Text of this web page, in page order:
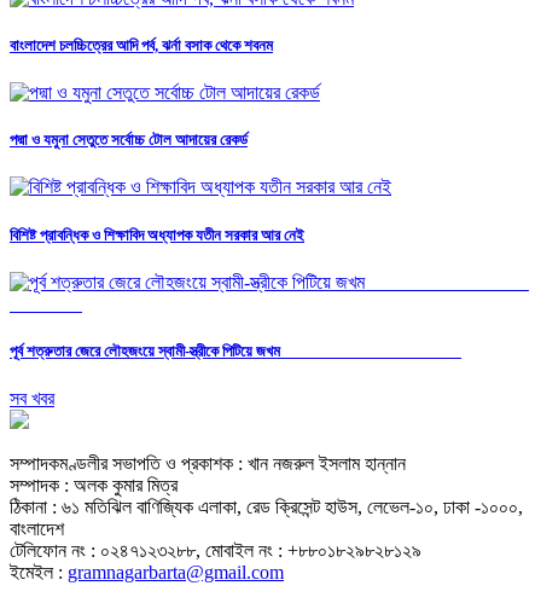
বাংলাদেশ চলচ্চিত্রের আদি পর্ব, ঝর্না বসাক থেকে শবনম
পদ্মা ও যমুনা সেতুতে সর্বোচ্চ টোল আদায়ের রেকর্ড
বিশিষ্ট প্রাবন্ধিক ও শিক্ষাবিদ অধ্যাপক যতীন সরকার আর নেই
পূর্ব শত্রুতার জেরে লৌহজংয়ে স্বামী-স্ত্রীকে পিটিয়ে জখম
সব খবর
সম্পাদকমণ্ডলীর সভাপতি ও প্রকাশক : খান নজরুল ইসলাম হান্নান
সম্পাদক : অলক কুমার মিত্র
ঠিকানা : ৬১ মতিঝিল বাণিজ্যিক এলাকা, রেড ক্রিসেন্ট হাউস, লেভেল-১০, ঢাকা -১০০০,
বাংলাদেশ
টেলিফোন নং : ০২৪৭১২৩২৮৮, মোবাইল নং : +৮৮০১৮২৯৮২৮১২৯
ইমেইল : gramnagarbarta@gmail.com